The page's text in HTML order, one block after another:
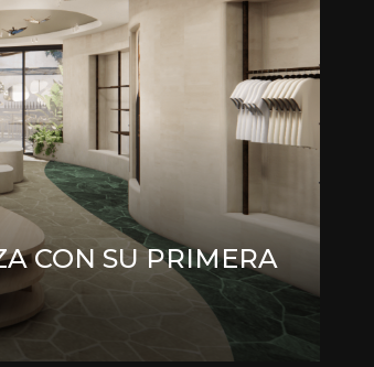
CON SU PRIMERA